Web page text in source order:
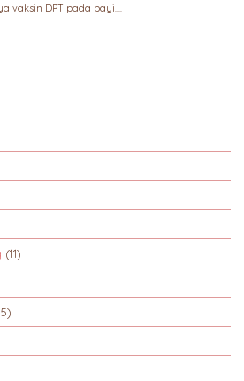
vaksin DPT pada bayi....
(11)